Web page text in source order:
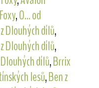
,O... od
Dlouhých dílů,
Dlouhých dílů,
dílů,Brrix
lesů,Ben z